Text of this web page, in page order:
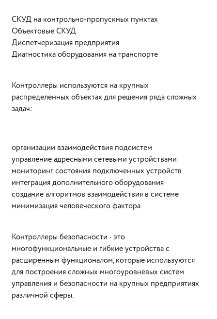
СКУД на контрольно-пропускных пунктах
Объектовые СКУД
Диспетчеризация предприятия
Диагностика оборудования на транспорте
Контроллеры используются на крупных
распределенных объектах для решения ряда сложных
задач:
организации взаимодействия подсистем
управление адресными сетевыми устройствами
мониторинг состояния подключенных устройств
интеграция дополнительного оборудования
создание алгоритмов взаимодействия в системе
минимизация человеческого фактора
Контроллеры безопасности - это
многофункциональные и гибкие устройства с
расширенным функционалом, которые используются
для построения сложных многоуровневых систем
управления и безопасности на крупных предприятиях
различной сферы.